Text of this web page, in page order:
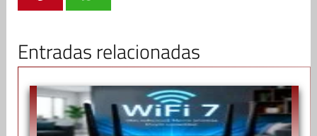
Entradas relacionadas